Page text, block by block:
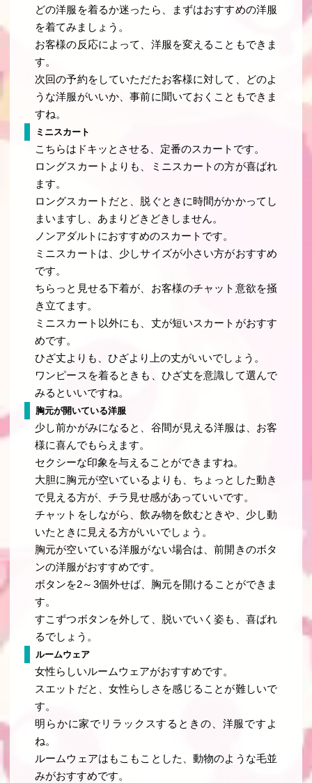
どの洋服を着るか迷ったら、まずはおすすめの洋服
を着てみましょう。
お客様の反応によって、洋服を変えることもできま
す。
次回の予約をしていただたお客様に対して、どのよ
うな洋服がいいか、事前に聞いておくこともできま
すね。
ミニスカート
こちらはドキッとさせる、定番のスカートです。
ロングスカートよりも、ミニスカートの方が喜ばれ
ます。
ロングスカートだと、脱ぐときに時間がかかってし
まいますし、あまりどきどきしません。
ノンアダルトにおすすめのスカートです。
ミニスカートは、少しサイズが小さい方がおすすめ
です。
ちらっと見せる下着が、お客様のチャット意欲を掻
き立てます。
ミニスカート以外にも、丈が短いスカートがおすす
めです。
ひざ丈よりも、ひざより上の丈がいいでしょう。
ワンピースを着るときも、ひざ丈を意識して選んで
みるといいですね。
胸元が開いている洋服
少し前かがみになると、谷間が見える洋服は、お客
様に喜んでもらえます。
セクシーな印象を与えることができますね。
大胆に胸元が空いているよりも、ちょっとした動き
で見える方が、チラ見せ感があっていいです。
チャットをしながら、飲み物を飲むときや、少し動
いたときに見える方がいいでしょう。
胸元が空いている洋服がない場合は、前開きのボタ
ンの洋服がおすすめです。
ボタンを2～3個外せば、胸元を開けることができま
す。
すこずつボタンを外して、脱いでいく姿も、喜ばれ
るでしょう。
ルームウェア
女性らしいルームウェアがおすすめです。
スエットだと、女性らしさを感じることが難しいで
す。
明らかに家でリラックスするときの、洋服ですよ
ね。
ルームウェアはもこもことした、動物のような毛並
みがおすすめです。